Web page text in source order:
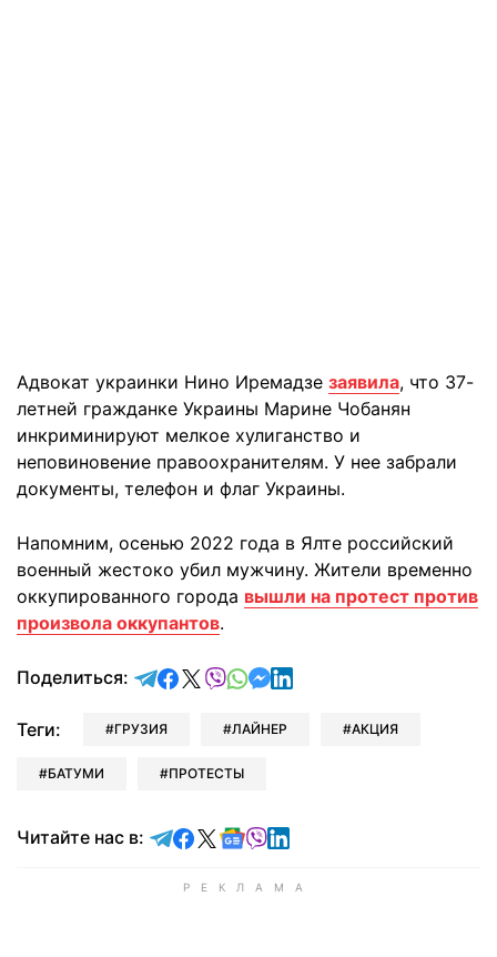
Адвокат украинки Нино Иремадзе заявила, что 37-
летней гражданке Украины Марине Чобанян
инкриминируют мелкое хулиганство и
неповиновение правоохранителям. У нее забрали
документы, телефон и флаг Украины.
Напомним, осенью 2022 года в Ялте российский
военный жестоко убил мужчину. Жители временно
оккупированного города вышли на протест против
произвола оккупантов.
Поделиться: отправить в Telegram
поделиться в Facebook
поделиться в X
отправить в Viber
отправить в Whatsapp
отправить в Messenger
отправить в LinkedIn
Теги: ГРУЗИЯ ЛАЙНЕР АКЦИЯ
БАТУМИ ПРОТЕСТЫ
Читайте нас в: Читайте в Telegram
Читайте в Facebook
Читайте в X
Читайте в Google news
Читайте в Viber
Читайте в LinkedIn